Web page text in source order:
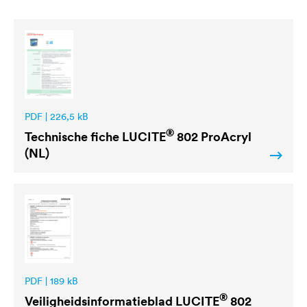
PDF | 226,5 kB
Technische fiche LUCITE® 802 ProAcryl
(NL)
PDF | 189 kB
Veiligheidsinformatieblad LUCITE® 802